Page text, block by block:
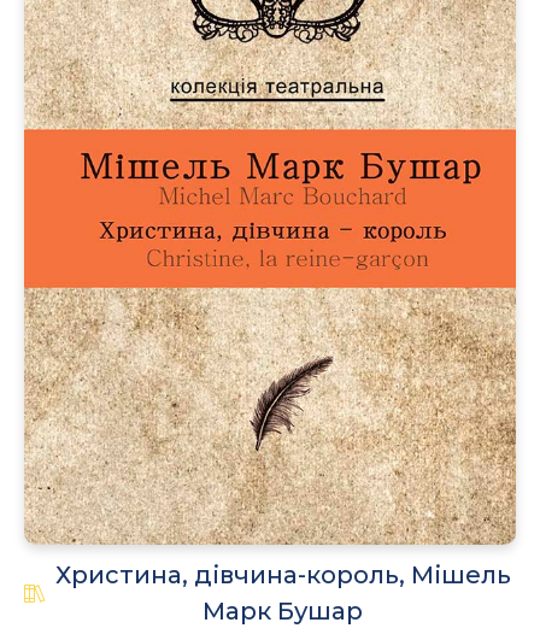
Христина, дівчина-король, Мішель
Марк Бушар